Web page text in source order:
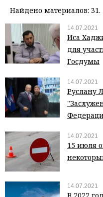
Найдено материалов: 31.
14.07.2021
Иса
для
Госдумы
14.07.2021
Руслану
14.07.2021
15 июля
14.07.2021